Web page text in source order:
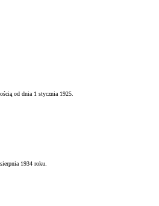
od dnia 1 stycznia 1925.
1934 roku.